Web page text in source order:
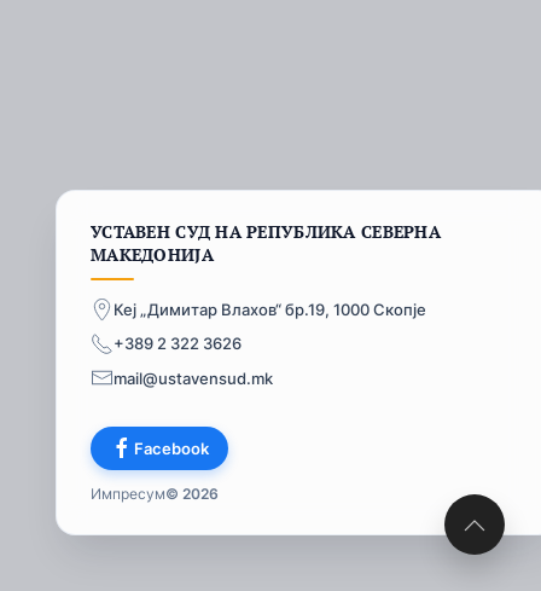
УСТАВЕН СУД НА РЕПУБЛИКА СЕВЕРНА
МАКЕДОНИЈА
Кеј „Димитар Влахов“ бр.19, 1000 Скопје
+389 2 322 3626
mail@ustavensud.mk
Facebook
Импресум© 2026